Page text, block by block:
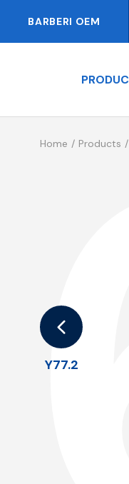
BARBERI OEM
Home Products
Y77.2